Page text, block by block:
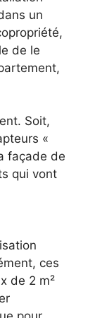
un
de le
Soit,
«
façade de
qui vont
ces
de 2 m²